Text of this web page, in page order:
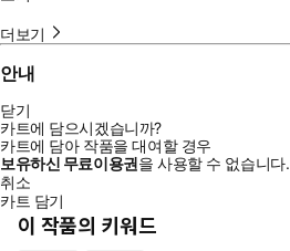
더보기
안내
닫기
카트에 담으시겠습니까?
카트에 담아 작품을 대여할 경우
보유하신 무료이용권을 사용할 수 없습니다.
취소
카트 담기
이 작품의 키워드